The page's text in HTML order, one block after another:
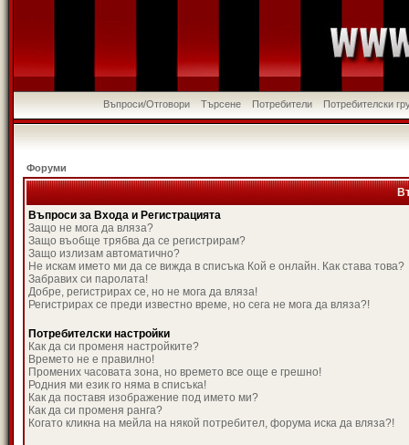
Въпроси/Отговори Търсене Потребители Потребителски
Форуми
Въпроси за Входа и Регистрацията
Защо не мога да вляза?
Защо въобще трябва да се регистрирам?
Защо излизам автоматично?
Не искам името ми да се вижда в списъка Кой е онлайн. Как става това?
Забравих си паролата!
Добре, регистрирах се, но не мога да вляза!
Регистрирах се преди известно време, но сега не мога да вляза?!
Потребителски настройки
Как да си променя настройките?
Времето не е правилно!
Промених часовата зона, но времето все още е грешно!
Родния ми език го няма в списъка!
Как да поставя изображение под името ми?
Как да си променя ранга?
Когато кликна на мейла на някой потребител, форума иска да вляза?!